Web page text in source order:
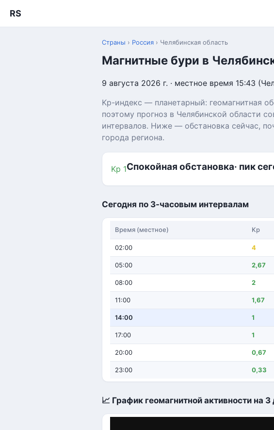
RS
Страны › Россия › Челябинская область
Магнитные бури в
9 августа 2026 г. · местное время 15:43
Kp-индекс — планетарный: геомагнитная
поэтому прогноз в Челябинской области
интервалов. Ниже — обстановка сейчас,
города региона.
Kp 1Спокойная обстановка· пик
Сегодня по 3-часовым интервалам
Время (местное) Kp
02:00 4
05:00 2,67
08:00 2
11:00 1,67
14:00 1
17:00 1
20:00 0,67
23:00 0,33
📈 График геомагнитной активности на 3